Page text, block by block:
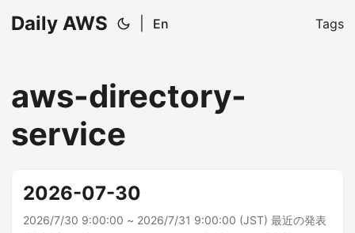
Daily AWS En Tags
aws-directory-
service
2026-07-30
2026/7/30 9:00:00 ~ 2026/7/31 9:00:00 (JST) 最近の発表